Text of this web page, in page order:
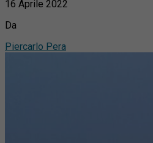
16 Aprile 2022
Da
Piercarlo Pera